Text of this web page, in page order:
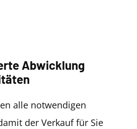
Abwicklung
alle notwendigen
der Verkauf für Sie